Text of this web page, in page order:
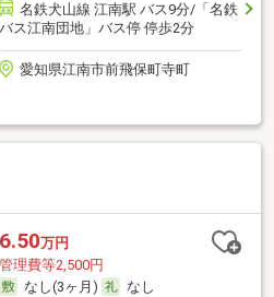
名鉄犬山線 江南駅 バス9分/「名鉄
バス江南団地」バス停 停歩2分
愛知県江南市前飛保町寺町
6.50万円
管理費等2,500円
なし(3ヶ月)
なし